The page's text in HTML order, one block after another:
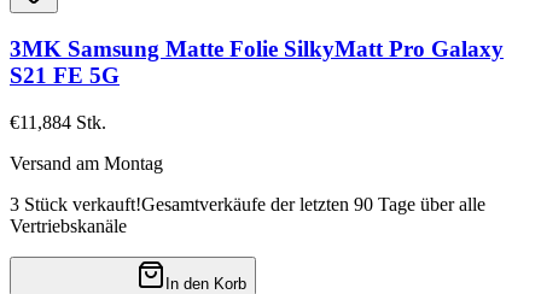
3MK Samsung Matte Folie SilkyMatt Pro Galaxy
S21 FE 5G
€11,884 Stk.
Versand am Montag
3 Stück verkauft!Gesamtverkäufe der letzten 90 Tage über alle
Vertriebskanäle
In den Korb